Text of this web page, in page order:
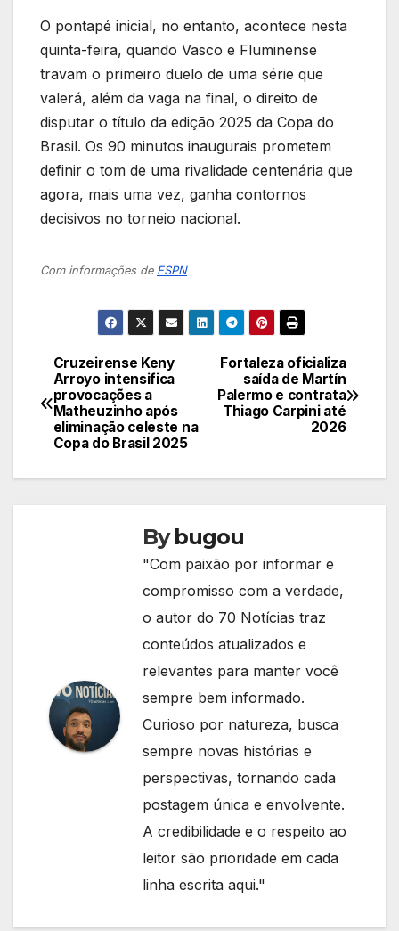
O pontapé inicial, no entanto, acontece nesta
quinta-feira, quando Vasco e Fluminense
travam o primeiro duelo de uma série que
valerá, além da vaga na final, o direito de
disputar o título da edição 2025 da Copa do
Brasil. Os 90 minutos inaugurais prometem
definir o tom de uma rivalidade centenária que
agora, mais uma vez, ganha contornos
decisivos no torneio nacional.
Com informações de ESPN
Navegação
de
Post
Fortaleza oficializa
saída de Martín
Palermo e contrata
Thiago Carpini até
2026
Cruzeirense Keny
Arroyo intensifica
provocações a
Matheuzinho após
eliminação celeste na
Copa do Brasil 2025
Bybugou
"Com paixão por informar e
compromisso com a verdade,
o autor do 70 Notícias traz
conteúdos atualizados e
relevantes para manter você
sempre bem informado.
Curioso por natureza, busca
sempre novas histórias e
perspectivas, tornando cada
postagem única e envolvente.
A credibilidade e o respeito ao
leitor são prioridade em cada
linha escrita aqui."